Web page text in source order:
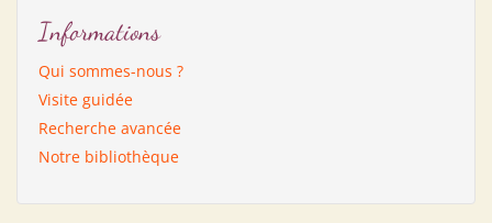
Informations
Qui sommes-nous ?
Visite guidée
Recherche avancée
Notre bibliothèque